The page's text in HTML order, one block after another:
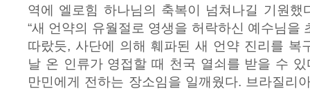
역에 엘로힘 하나님의 축복이 넘쳐나길 기원했
“새 언약의 유월절로 영생을 허락하신 예수님을
따랐듯, 사단에 의해 훼파된 새 언약 진리를 복
날 온 인류가 영접할 때 천국 열쇠를 받을 수 있
만민에게 전하는 장소임을 일깨웠다. 브라질리